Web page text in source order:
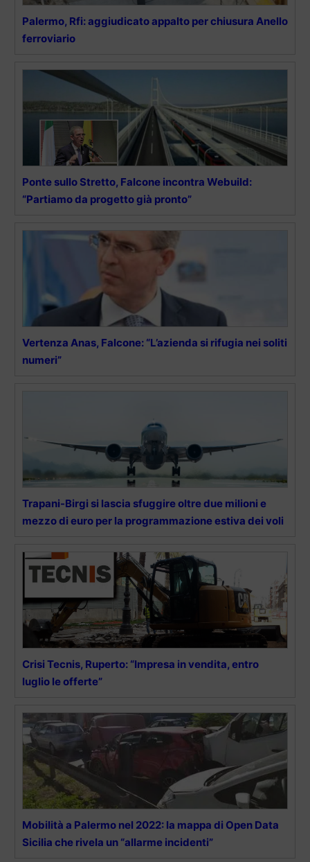
Palermo, Rfi: aggiudicato appalto per chiusura Anello
ferroviario
Ponte sullo Stretto, Falcone incontra Webuild:
“Partiamo da progetto già pronto”
Vertenza Anas, Falcone: “L’azienda si rifugia nei soliti
numeri”
Trapani-Birgi si lascia sfuggire oltre due milioni e
mezzo di euro per la programmazione estiva dei voli
Crisi Tecnis, Ruperto: “Impresa in vendita, entro
luglio le offerte”
Mobilità a Palermo nel 2022: la mappa di Open Data
Sicilia che rivela un “allarme incidenti”